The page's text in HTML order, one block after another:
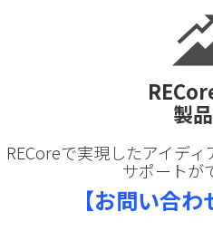
製
RECoreで実現したアイデ
サポートが
【お問い合わ